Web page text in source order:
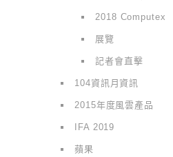
2018 Computex
展覽
記者會直擊
104資訊月資訊
2015年度風雲產品
IFA 2019
蘋果